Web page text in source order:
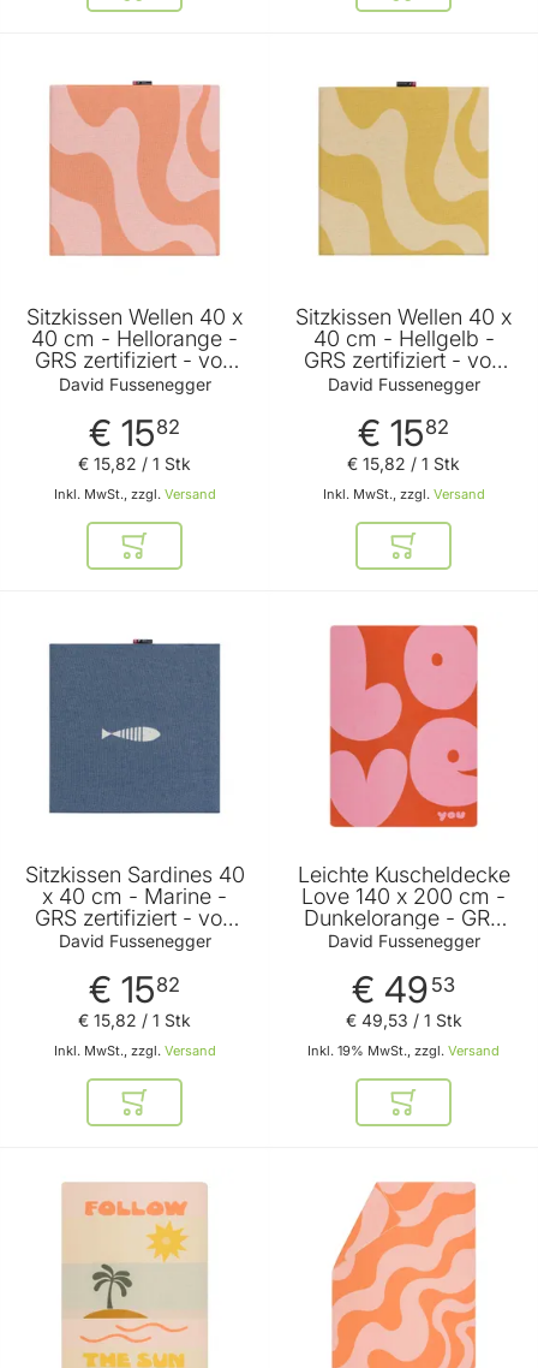
Sitzkissen Wellen 40 x
40 cm - Hellorange -
GRS zertifiziert - von
David Fussenegger
David Fussenegger
€ 1582
Inkl. MwSt., zzgl. Versand
€ 15,82 / 1 Stk
In den Warenkorb
Sitzkissen Wellen 40 x
40 cm - Hellgelb -
GRS zertifiziert - von
David Fussenegger
David Fussenegger
€ 1582
Inkl. MwSt., zzgl. Versand
€ 15,82 / 1 Stk
In den
Sitzkissen Sardines 40
x 40 cm - Marine -
GRS zertifiziert - von
David Fussenegger
David Fussenegger
€ 1582
Inkl. MwSt., zzgl. Versand
€ 15,82 / 1 Stk
In den Warenkorb
Leichte Kuscheldecke
Love 140 x 200 cm -
Dunkelorange - GRS
zertifiziert - von David
David Fussenegger
€ 49 53
Inkl. 19% MwSt., zzgl. Versand
€ 49,53 / 1 Stk
In den